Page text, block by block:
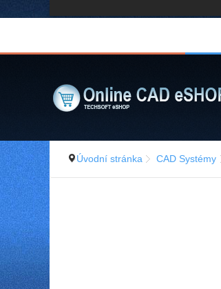
Úvodní stránka CAD Systémy